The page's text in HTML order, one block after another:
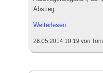
Abstieg.
Weiterlesen …
Sieg
des
26.05.2014 10:19 von Toni